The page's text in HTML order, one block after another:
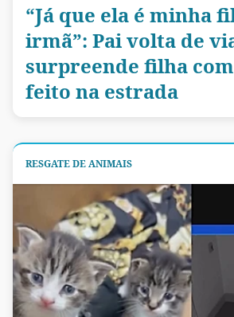
“Já que ela é minha
irmã”: Pai volta de
surpreende filha
feito na estrada
RESGATE DE ANIMAIS